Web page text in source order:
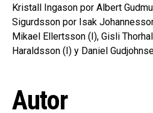
Kristall Ingason por Albert
Sigurdsson por Isak
Mikael Ellertsson (I), Gisli
Haraldsson (I) y Daniel
Autor